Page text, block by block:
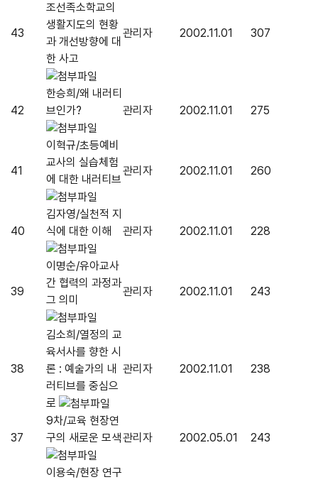
43
조선족소학교의
생활지도의 현황
과 개선방향에 대
한 사고
관리자 2002.11.01 307
42
한승희/왜 내러티
브인가?
관리자 2002.11.01 275
41
이혁규/초등예비
교사의 실습체험
에 대한 내러티브
관리자 2002.11.01 260
40
김자영/실천적 지
식에 대한 이해
관리자 2002.11.01 228
39
이명순/유아교사
간 협력의 과정과
그 의미
관리자 2002.11.01 243
38
김소희/열정의 교
육서사를 향한 시
론 : 예술가의 내
러티브를 중심으
로
관리자 2002.11.01 238
37
9차/교육 현장연
구의 새로운 모색관리자 2002.05.01 243
이용숙/현장 연구